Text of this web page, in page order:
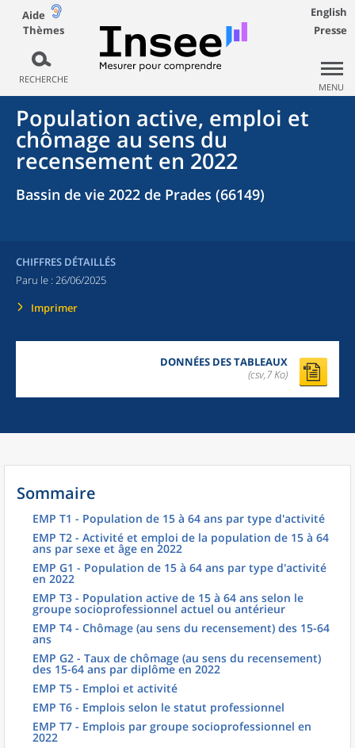
Aide
Thèmes
RECHERCHE
English
Presse
MENU
Population active, emploi et
chômage au sens du
recensement en 2022
Bassin de vie 2022 de Prades (66149)
CHIFFRES DÉTAILLÉS
Paru le : 26/06/2025
Imprimer
DONNÉES DES TABLEAUX
(csv,7 Ko)
Sommaire
EMP T1 - Population de 15 à 64 ans par type d'activité
EMP T2 - Activité et emploi de la population de 15 à 64
ans par sexe et âge en 2022
EMP G1 - Population de 15 à 64 ans par type d'activité
en 2022
EMP T3 - Population active de 15 à 64 ans selon le
groupe socioprofessionnel actuel ou antérieur
EMP T4 - Chômage (au sens du recensement) des 15-64
ans
EMP G2 - Taux de chômage (au sens du recensement)
des 15-64 ans par diplôme en 2022
EMP T5 - Emploi et activité
EMP T6 - Emplois selon le statut professionnel
EMP T7 - Emplois par groupe socioprofessionnel en
2022